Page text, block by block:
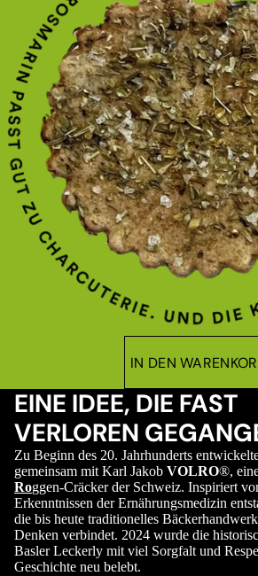
IN DEN
EINE IDEE, DIE FAST
VERLOREN
Zu Beginn des 20. Jahrhunderts
gemeinsam mit Karl Jakob VOLRO®,
Roggen-Cräcker der Schweiz. Inspiriert
Erkenntnissen der Ernährungsmedizin
die bis heute traditionelles
Denken verbindet. 2024 wurde die
Basler Leckerly mit viel Sorgfalt und
Geschichte neu belebt.